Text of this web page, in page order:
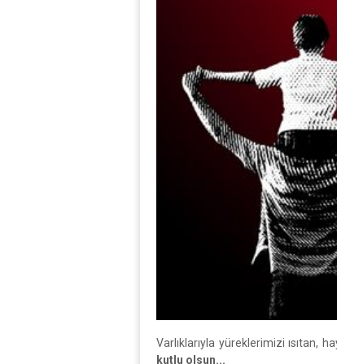
Varlıklarıyla yüreklerimizi ısıtan,
kutlu olsun...